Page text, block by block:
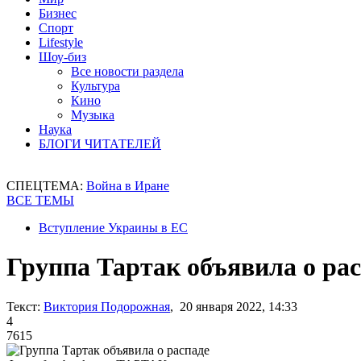
Бизнес
Спорт
Lifestyle
Шоу-биз
Все новости раздела
Культура
Кино
Музыка
Наука
БЛОГИ ЧИТАТЕЛЕЙ
СПЕЦТЕМА: Война в Иране
ВСЕ ТЕМЫ
Вступление Украины в ЕС
Группа Тартак объявила о
Текст: Виктория Подорожная, 20 января 2022, 14:33
4
7615